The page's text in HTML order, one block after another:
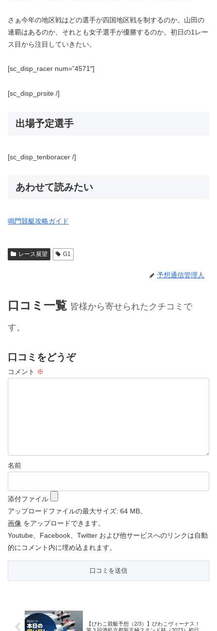
さぁ今年の地区戦はどの選手が四国地区戦を制するのか。山田の
連覇はあるのか、それとも女子選手が優勝するのか。初日の1レー
ス目から注目していきたい。
[sc_disp_racer num=”4571″]
[sc_disp_prsite /]
出場予定選手
[sc_disp_tenboracer /]
あわせて読みたい
鳴門競艇攻略ガイド
レース展望 G1
予想通信管理人
口コミ一覧 皆様から寄せられたクチコミで
す。
口コミをどうぞ
コメント ※
名前
添付ファイル
アップロードファイルの最大サイズ: 64 MB。
画像 をアップロードできます。
Youtube、Facebook、Twitter および他サービスへのリンクは自動
的にコメント内に埋め込まれます。
【びわこ競艇予想（2/3）】びわこヴィーナス！